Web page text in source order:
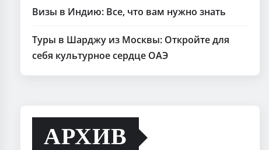
Визы в Индию: Все, что вам нужно знать
Туры в Шарджу из Москвы: Откройте для
себя культурное сердце ОАЭ
АРХИВ